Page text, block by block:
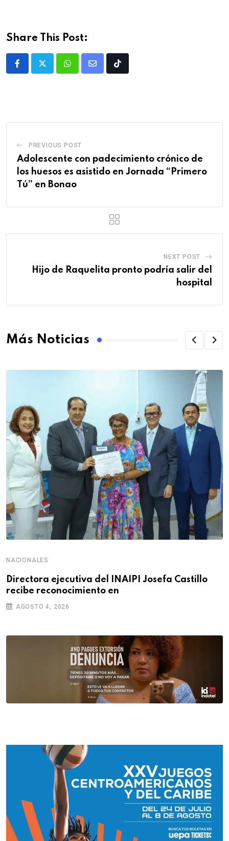
Share This Post:
PREVIOUS POST
Adolescente con padecimiento crónico de
los huesos es asistido en Jornada “Primero
Tú” en Bonao
NEXT POST
Hijo de Raquelita pronto podría salir del
hospital
Más Noticias
NACIONALES
Directora ejecutiva del INAIPI Josefa Castillo
recibe reconocimiento en
AGOSTO 4, 2026